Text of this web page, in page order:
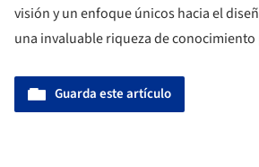
visión y un enfoque únicos hacia el
una invaluable riqueza de
Guarda este artículo